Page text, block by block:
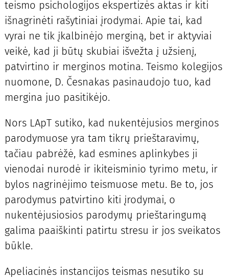
teismo psichologijos ekspertizės aktas ir kiti
išnagrinėti rašytiniai įrodymai. Apie tai, kad
vyrai ne tik įkalbinėjo merginą, bet ir aktyviai
veikė, kad ji būtų skubiai išvežta į užsienį,
patvirtino ir merginos motina. Teismo kolegijos
nuomone, D. Česnakas pasinaudojo tuo, kad
mergina juo pasitikėjo.
Nors LApT sutiko, kad nukentėjusios merginos
parodymuose yra tam tikrų prieštaravimų,
tačiau pabrėžė, kad esmines aplinkybes ji
vienodai nurodė ir ikiteisminio tyrimo metu, ir
bylos nagrinėjimo teismuose metu. Be to, jos
parodymus patvirtino kiti įrodymai, o
nukentėjusiosios parodymų prieštaringumą
galima paaiškinti patirtu stresu ir jos sveikatos
būkle.
Apeliacinės instancijos teismas nesutiko su